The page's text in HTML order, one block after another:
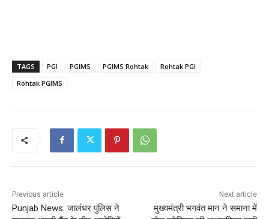
TAGS PGI PGIMS PGIMS Rohtak
Rohtak PGI
Rohtak PGIMS
Previous article
Punjab News: जालंधर पुलिस ने
Next article
मुख्यमंत्री भगवंत मान ने समाना में